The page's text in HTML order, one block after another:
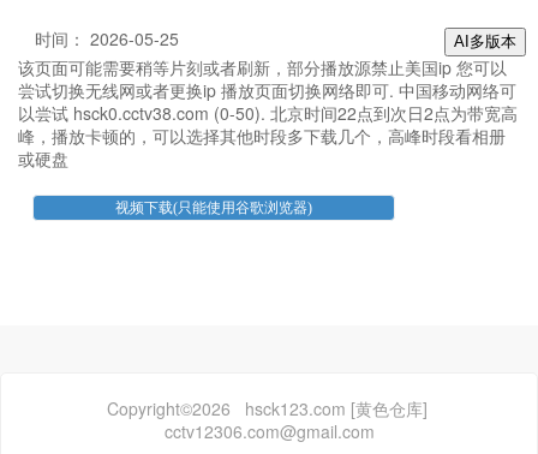
AI多版本
时间： 2026-05-25
该页面可能需要稍等片刻或者刷新，部分播放源禁止美国ip 您可以
尝试切换无线网或者更换ip 播放页面切换网络即可. 中国移动网络可
以尝试 hsck0.cctv38.com (0-50). 北京时间22点到次日2点为带宽高
峰，播放卡顿的，可以选择其他时段多下载几个，高峰时段看相册
或硬盘
Copyright©2026 hsck123.com [黄色仓库]
cctv12306.com@gmail.com